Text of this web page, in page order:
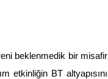
beklenmedik bir misafir
etkinliğin BT altyapısını